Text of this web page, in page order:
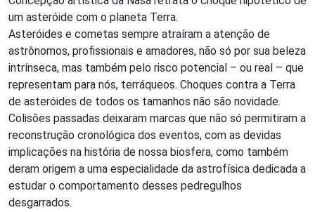
um asteróide com o planeta Terra.
Asteróides e cometas sempre atraíram a atenção de
astrônomos, profissionais e amadores, não só por sua beleza
intrínseca, mas também pelo risco potencial – ou real – que
representam para nós, terráqueos. Choques contra a Terra
de asteróides de todos os tamanhos não são novidade.
Colisões passadas deixaram marcas que não só permitiram a
reconstrução cronológica dos eventos, com as devidas
implicações na história de nossa biosfera, como também
deram origem a uma especialidade da astrofísica dedicada a
estudar o comportamento desses pedregulhos
desgarrados.